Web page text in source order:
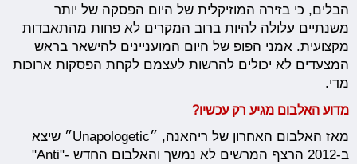
הבלים, כי בזירה המוזיקלית של היום הפסקה של יותר
משנתיים עלולה להיות ברוב המקרים לא פחות מהתאבדות
מקצועית. אמני הפופ של היום המועניינים להישאר בראש
המצעדים לא יכולים להרשות לעצמם לקחת הפסקות ארוכות
מדי.
מדוע האלבום מגיע רק עכשיו?
מאז האלבום האחרון של ריהאנה, ״Unapologetic״ שיצא
ב-2012 הרצף המרשים לא נמשך והאלבום החדש -"Anti"